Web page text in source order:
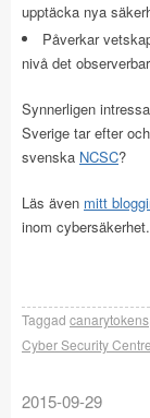
upptäcka nya
Påverkar
nivå det
Synnerligen
Sverige tar efter
svenska NCSC?
Läs även mitt
inom cybersäkerhet.
Taggad canarytokens
Cyber Security Centre
2015-09-29